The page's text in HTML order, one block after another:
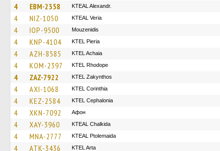
4 EBM-2358 KTEAL Alexandr.
4 NIZ-1050 KTEAL Veria
4 IOP-9500 Mouzenidis
4 KNP-4104 KTEL Pieria
4 AZH-8585 KTEL Achaia
4 KOM-2397 KTEL Rhodope
4 ZAZ-7922 KTEL Zakynthos
4 AXI-1068 KTEL Corinthia
4 KEZ-2584 KTEL Cephalonia
4 XKN-7092 Афон
4 XAY-3960 KTEAL Chalkida
4 MNA-2777 KTEAL Ptolemaida
4 ATK-3436 KTEL Arta